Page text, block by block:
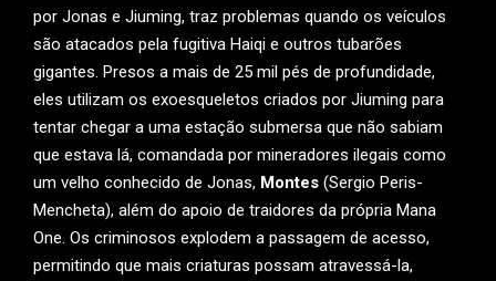
por Jonas e Jiuming, traz problemas quando os veículos
são atacados pela fugitiva Haiqi e outros tubarões
gigantes. Presos a mais de 25 mil pés de profundidade,
eles utilizam os exoesqueletos criados por Jiuming para
tentar chegar a uma estação submersa que não sabiam
que estava lá, comandada por mineradores ilegais como
um velho conhecido de Jonas, Montes (Sergio Peris-
Mencheta), além do apoio de traidores da própria Mana
One. Os criminosos explodem a passagem de acesso,
permitindo que mais criaturas possam atravessá-la,